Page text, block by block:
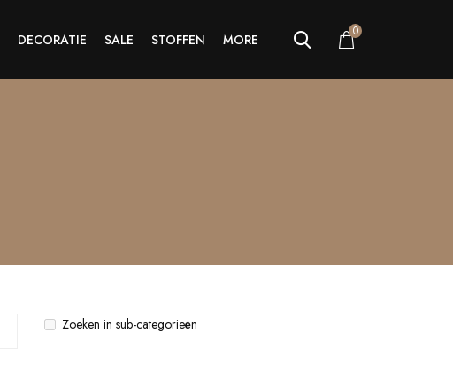
DECORATIE SALE STOFFEN MORE 0
Zoeken in sub-categorieën